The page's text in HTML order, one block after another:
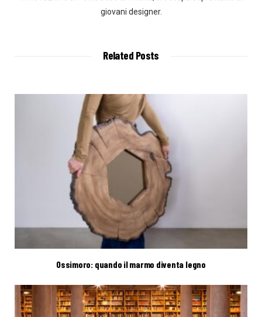
giovani designer.
Related Posts
Ossimoro: quando il marmo diventa legno